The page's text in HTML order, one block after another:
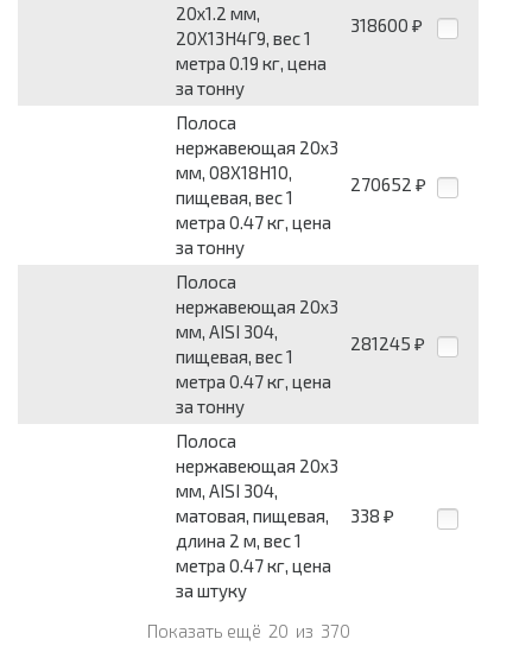
20x1.2 мм,
20Х13Н4Г9, вес 1
метра 0.19 кг, цена
за тонну
318600 ₽
Полоса
нержавеющая 20x3
мм, 08Х18Н10,
пищевая, вес 1
метра 0.47 кг, цена
за тонну
270652 ₽
Полоса
нержавеющая 20x3
мм, AISI 304,
пищевая, вес 1
метра 0.47 кг, цена
за тонну
281245 ₽
Полоса
нержавеющая 20x3
мм, AISI 304,
матовая, пищевая,
длина 2 м, вес 1
метра 0.47 кг, цена
за штуку
338 ₽
Показать ещё 20 из 370